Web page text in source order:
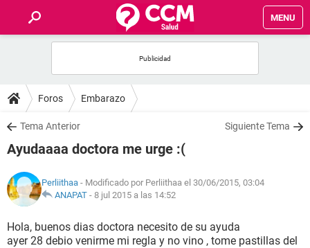
MENU
FOROS
SALUD
FAMILIA
NUTRICIÓN
BIENESTAR
Foros Embarazo
Tema Anterior Siguiente Tema
Ayudaaaa doctora me urge :(
Perliithaa - Modificado por Perliithaa el 30/06/2015, 03:04
ANAPAT - 8 jul 2015 a las 14:52
Hola, buenos dias doctora necesito de su ayuda
ayer 28 debio venirme mi regla y no vino , tome pastillas del